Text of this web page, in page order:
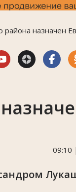
района назначен
09:10